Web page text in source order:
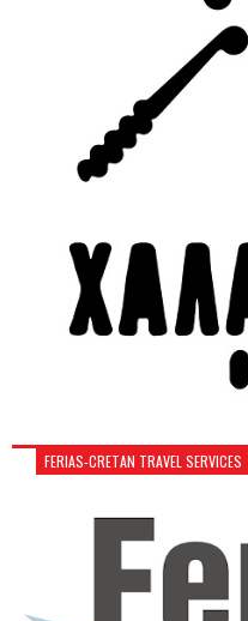
FERIAS-CRETAN TRAVEL SERVICES